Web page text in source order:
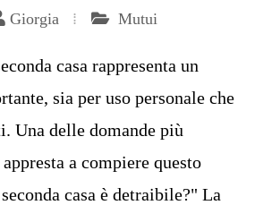
Giorgia Mutui
casa rappresenta un
sia per uso personale che
Una delle domande più
a compiere questo
casa è detraibile?" La